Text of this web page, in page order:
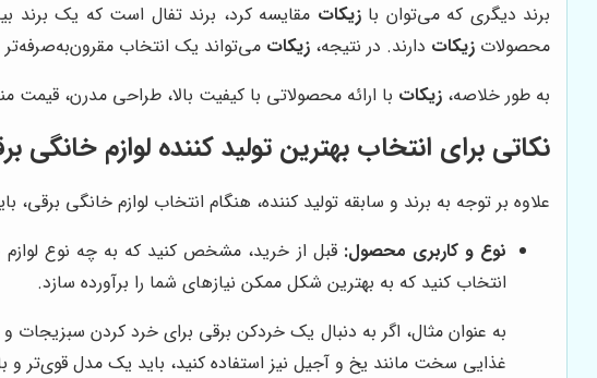
برند دیگری که می‌توان بازیکات مقایسه کرد، برند تفال است که یک برند
محصولات زیکات دارند. در نتیجه، زیکات می‌تواند یک انتخاب
به طور خلاصه، زیکات با ارائه محصولاتی با کیفیت بالا، طراحی مدرن،
نکاتی برای انتخاب بهترین تولید کننده لوازم خانگی
علاوه بر توجه به برند و سابقه تولید کننده، هنگام انتخاب لوازم خانگی برقی،
نوع و کاربری محصول: قبل از خرید، مشخص کنید که به چه نوع لوازم
انتخاب کنید که به بهترین شکل ممکن نیازهای شما را برآورده سازد.
به عنوان مثال، اگر به دنبال یک خردکن برقی برای خرد کردن
غذایی سخت مانند یخ و آجیل نیز استفاده کنید، باید یک مدل قوی‌تر و